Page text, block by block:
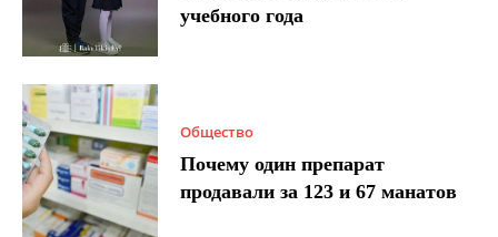
учебного года
Общество
Почему один препарат
продавали за 123 и 67 манатов